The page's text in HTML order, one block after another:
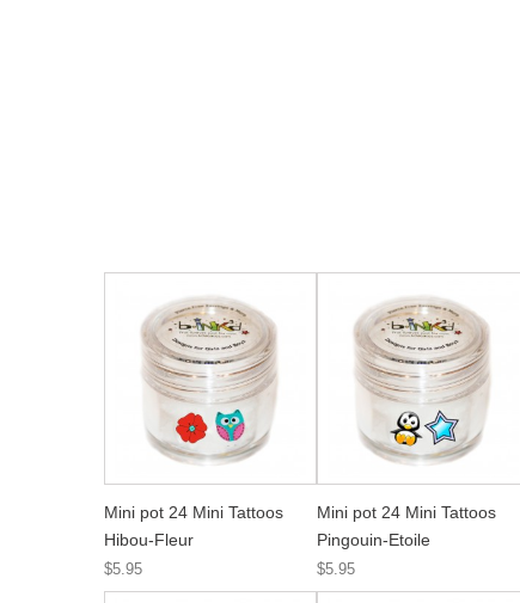
Mini pot 24 Mini Tattoos
Hibou-Fleur
$5.95
Mini pot 24 Mini Tattoos
Pingouin-Etoile
$5.95